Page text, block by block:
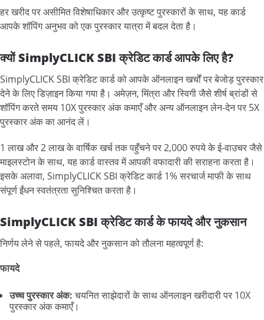
हर खरीद पर असीमित विशेषाधिकार और उत्कृष्ट पुरस्कारों के साथ, यह कार्ड
आपके शॉपिंग अनुभव को एक पुरस्कार यात्रा में बदल देता है।
क्यों SimplyCLICK SBIक्रेडिटकार्डआपकेलिएहै?
SimplyCLICK SBI क्रेडिट कार्ड को आपके ऑनलाइन खर्चों पर बेजोड़ पुरस्कार
देने के लिए डिज़ाइन किया गया है। अमेज़न, मिंत्रा और स्विगी जैसे शीर्ष ब्रांडों से
शॉपिंग करते समय 10X पुरस्कार अंक कमाएँ और अन्य ऑनलाइन लेन-देन पर 5X
पुरस्कार अंक का आनंद लें।
1 लाख और 2 लाख के वार्षिक खर्च तक पहुँचने पर 2,000 रुपये के ई-वाउचर जैसे
माइलस्टोन के साथ, यह कार्ड वास्तव में आपकी वफादारी की सराहना करता है।
इसके अलावा, SimplyCLICK SBI क्रेडिट कार्ड 1% सरचार्ज माफी के साथ
संपूर्ण ईंधन स्वतंत्रता सुनिश्चित करता है।
SimplyCLICK SBIक्रेडिटकार्डकेफायदेऔरनुकसान
निर्णय लेने से पहले, फायदे और नुकसान को तौलना महत्वपूर्ण है:
फायदे
उच्चपुरस्कारअंक: चयनित साझेदारों के साथ ऑनलाइन खरीदारी पर 10X
पुरस्कार अंक कमाएँ।